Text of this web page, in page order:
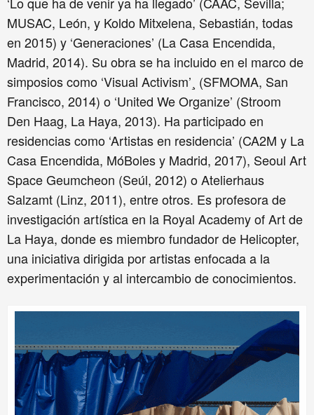
MUSAC, León, y Koldo Mitxelena, Sebastián, todas
en 2015) y ‘Generaciones’ (La Casa Encendida,
Madrid, 2014). Su obra se ha incluido en el marco de
simposios como ‘Visual Activism’¸ (SFMOMA, San
Francisco, 2014) o ‘United We Organize’ (Stroom
Den Haag, La Haya, 2013). Ha participado en
residencias como ‘Artistas en residencia’ (CA2M y La
Casa Encendida, MóBoles y Madrid, 2017), Seoul Art
Space Geumcheon (Seúl, 2012) o Atelierhaus
Salzamt (Linz, 2011), entre otros. Es profesora de
investigación artística en la Royal Academy of Art de
La Haya, donde es miembro fundador de Helicopter,
una iniciativa dirigida por artistas enfocada a la
experimentación y al intercambio de conocimientos.